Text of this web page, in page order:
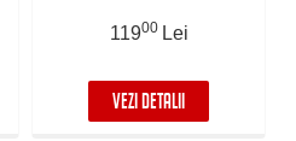
11900 Lei
VEZI DETALII